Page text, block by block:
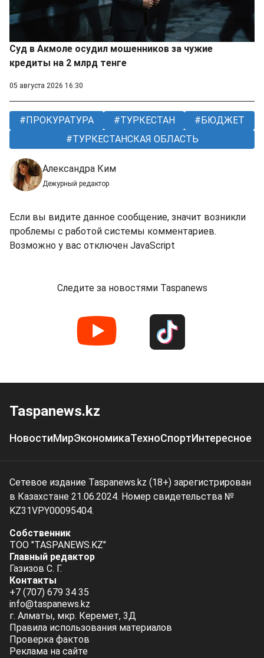
Суд в Акмоле осудил мошенников за чужие
кредиты на 2 млрд тенге
05 августа 2026 16:30
ПРОКУРАТУРА ТУРКЕСТАН
БЮДЖЕТ
ТУРКЕСТАНСКАЯ ОБЛАСТЬ
Александра Ким
Дежурный редактор
Если вы видите данное сообщение, значит возникли
проблемы с работой системы комментариев.
Возможно у вас отключен JavaScript
Следите за новостями Taspanews
Taspanews.kz
НовостиМирЭкономикаТехноСпортИнтересное
Сетевое издание Taspanews.kz (18+) зарегистрирован
в Казахстане 21.06.2024. Номер свидетельства №
KZ31VPY00095404.
Собственник
ТОО "TASPANEWS.KZ"
Главный редактор
Газизов С. Г.
Контакты
+7 (707) 679 34 35
info@taspanews.kz
г. Алматы, мкр. Керемет, 3Д
Правила использования материалов
Проверка фактов
Реклама на сайте